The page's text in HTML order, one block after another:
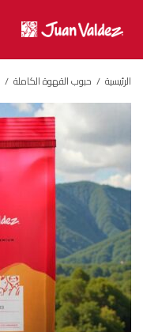
الرئيسية / حبوب القهوة الكاملة /